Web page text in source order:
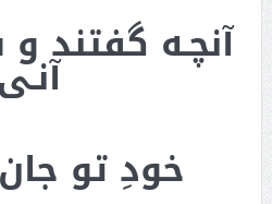
آنچـه گفتند
خودِ تو